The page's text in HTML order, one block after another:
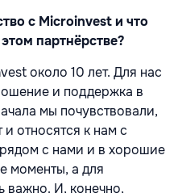
с Microinvest и что
партнёрстве?
около 10 лет. Для нас
и поддержка в
мы почувствовали,
относятся к нам с
с нами и в хорошие
моменты, а для
важно. И, конечно,